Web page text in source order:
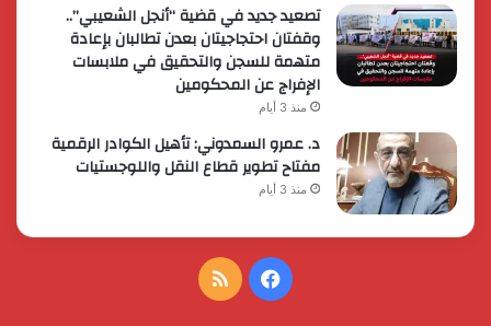
تصعيد جديد في قضية “أنجل الشعيبي”..
وقفتان احتجاجيتان بعدن تطالبان بإعادة
متهمة للسجن والتحقيق في ملابسات
الإفراج عن المحكومين
منذ 3 أيام
د. عمرو السمدوني: تأهيل الكوادر الرقمية
مفتاح تطوير قطاع النقل واللوجستيات
منذ 3 أيام
فيسبوكملخص